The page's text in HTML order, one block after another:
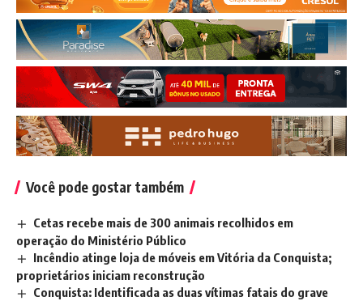
Você pode gostar também
Cetas recebe mais de 300 animais recolhidos em
operação do Ministério Público
Incêndio atinge loja de móveis em Vitória da Conquista;
proprietários iniciam reconstrução
Conquista: Identificada as duas vítimas fatais do grave